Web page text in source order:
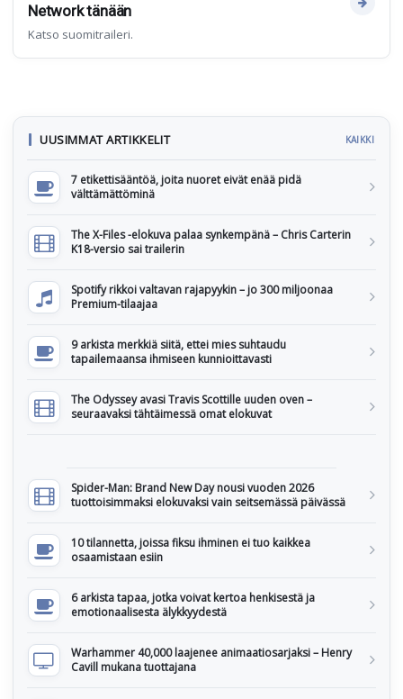
Network tänään
Katso suomitraileri.
UUSIMMAT ARTIKKELIT KAIKKI
7 etikettisääntöä, joita nuoret eivät enää pidä
välttämättöminä
The X-Files -elokuva palaa synkempänä – Chris Carterin
K18-versio sai trailerin
Spotify rikkoi valtavan rajapyykin – jo 300 miljoonaa
Premium-tilaajaa
9 arkista merkkiä siitä, ettei mies suhtaudu
tapailemaansa ihmiseen kunnioittavasti
The Odyssey avasi Travis Scottille uuden oven –
seuraavaksi tähtäimessä omat elokuvat
Spider-Man: Brand New Day nousi vuoden 2026
tuottoisimmaksi elokuvaksi vain seitsemässä päivässä
10 tilannetta, joissa fiksu ihminen ei tuo kaikkea
osaamistaan esiin
6 arkista tapaa, jotka voivat kertoa henkisestä ja
emotionaalisesta älykkyydestä
Warhammer 40,000 laajenee animaatiosarjaksi – Henry
Cavill mukana tuottajana